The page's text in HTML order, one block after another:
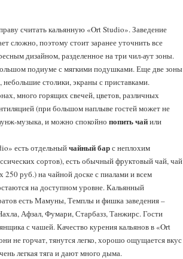
считать кальянную «Ort Studio». Заведение
сложно, поэтому стоит заранее уточнить все
дизайном, разделенное на три чил-аут зоны.
подиуме с мягкими подушками. Еще две зоны
столики, экраны с приставками.
много горящих свечей, цветов, различных
(при большом наплыве гостей может не
музыка, и можно спокойно попить чайили
есть отдельныйчайный барс неплохим
сортов), есть обычный фруктовый чай, чай
руб.) на чайной доске с пиалами и всем
на доступном уровне. Кальянный
есть Мамуны, Темплы и фишка заведения –
Афзал, Фумари, Старбазз, Танжирс. Гости
с чашей. Качество курения кальянов в «Ort
не горчат, тянутся легко, хорошо ощущается вкус
легкая тяга и дают много дыма.